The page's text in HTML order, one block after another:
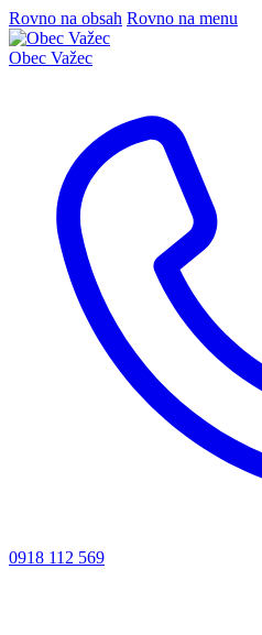
Rovno na obsah Rovno na menu
Obec Važec
0918 112 569